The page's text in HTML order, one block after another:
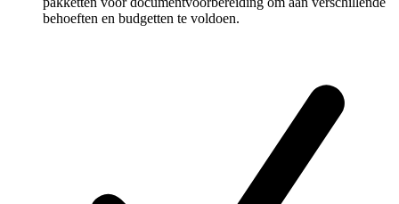
behoeften en budgetten te voldoen.